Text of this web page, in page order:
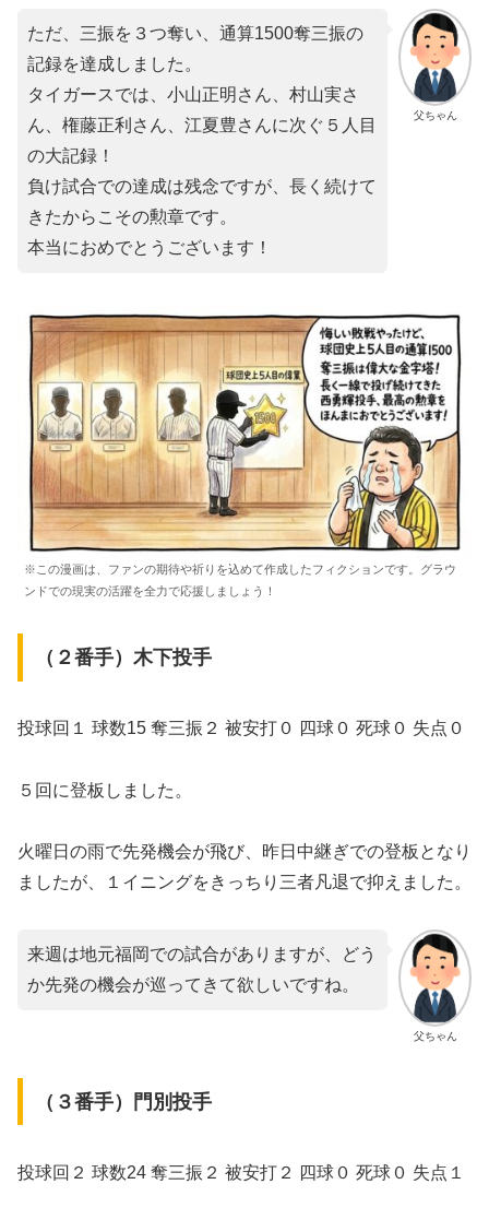
父ちゃん
ただ、三振を３つ奪い、通算1500奪三振の
記録を達成しました。
タイガースでは、小山正明さん、村山実さ
ん、権藤正利さん、江夏豊さんに次ぐ５人目
の大記録！
負け試合での達成は残念ですが、長く続けて
きたからこその勲章です。
本当におめでとうございます！
※この漫画は、ファンの期待や祈りを込めて作成したフィクションです。グラウ
ンドでの現実の活躍を全力で応援しましょう！
（２番手）木下投手
投球回１ 球数15 奪三振２ 被安打０ 四球０ 死球０ 失点０
５回に登板しました。
火曜日の雨で先発機会が飛び、昨日中継ぎでの登板となり
ましたが、１イニングをきっちり三者凡退で抑えました。
父ちゃん
来週は地元福岡での試合がありますが、どう
か先発の機会が巡ってきて欲しいですね。
（３番手）門別投手
投球回２ 球数24 奪三振２ 被安打２ 四球０ 死球０ 失点１